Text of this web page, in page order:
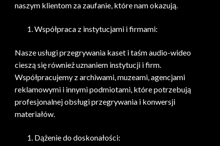
naszym klientom za zaufanie, które nam okazują.
Współpraca z instytucjami i firmami:
Nasze usługi przegrywania kaset i taśm audio-wideo
cieszą się również uznaniem instytucji i firm.
Współpracujemy z archiwami, muzeami, agencjami
reklamowymi i innymi podmiotami, które potrzebują
profesjonalnej obsługi przegrywania i konwersji
materiałów.
Dążenie do doskonałości: